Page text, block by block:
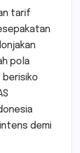
tarif
pola
berisiko
demi